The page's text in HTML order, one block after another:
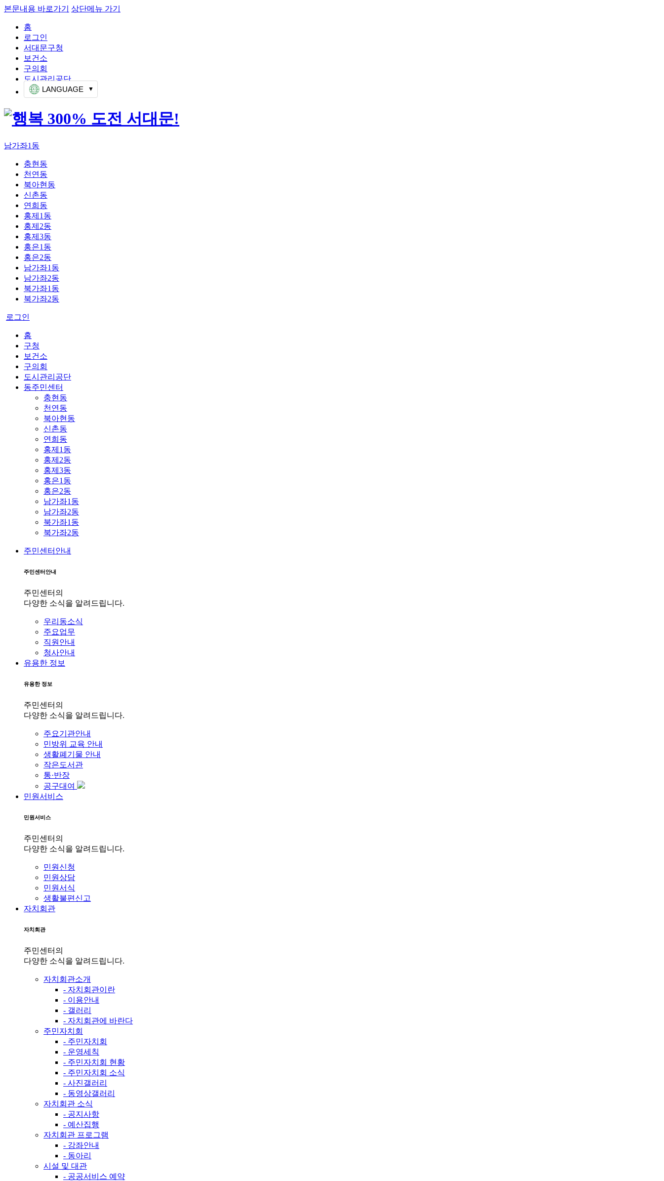
본문내용 바로가기 상단메뉴 가기
홈
로그인
서대문구청
보건소
구의회
도시관리공단
LANGUAGE
남가좌1동
충현동
천연동
북아현동
신촌동
연희동
홍제1동
홍제2동
홍제3동
홍은1동
홍은2동
남가좌1동
남가좌2동
북가좌1동
북가좌2동
로그인
홈
구청
보건소
구의회
도시관리공단
동주민센터
충현동
천연동
북아현동
신촌동
연희동
홍제1동
홍제2동
홍제3동
홍은1동
홍은2동
남가좌1동
남가좌2동
북가좌1동
북가좌2동
주민센터안내
주민센터안내
주민센터의
다양한 소식을 알려드립니다.
우리동소식
주요업무
직원안내
청사안내
유용한 정보
유용한 정보
주민센터의
다양한 소식을 알려드립니다.
주요기관안내
민방위 교육 안내
생활폐기물 안내
작은도서관
통·반장
공구대여
민원서비스
민원서비스
주민센터의
다양한 소식을 알려드립니다.
민원신청
민원상담
민원서식
생활불편신고
자치회관
자치회관
주민센터의
다양한 소식을 알려드립니다.
자치회관소개
- 자치회관이란
- 이용안내
- 갤러리
- 자치회관에 바란다
주민자치회
- 주민자치회
- 운영세칙
- 주민자치회 현황
- 주민자치회 소식
- 사진갤러리
- 동영상갤러리
자치회관 소식
- 공지사항
- 예산집행
자치회관 프로그램
- 강좌안내
- 동아리
시설 및 대관
- 공공서비스 예약